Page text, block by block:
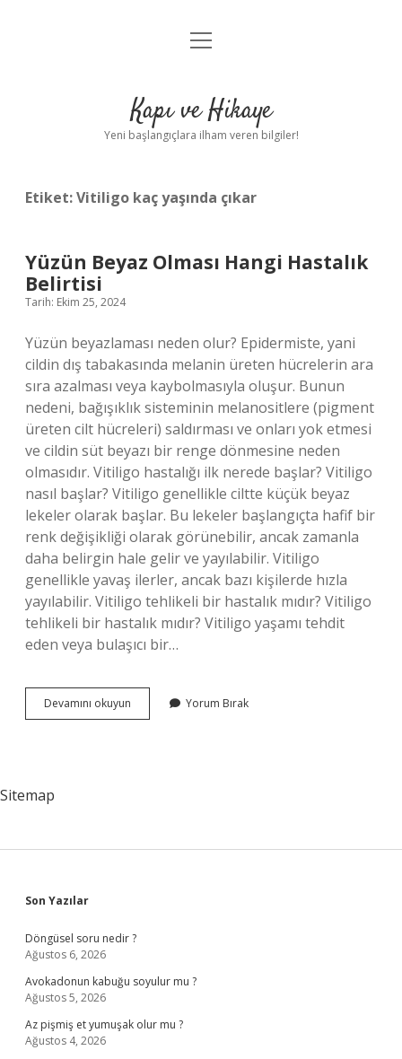
Anasayfa
Yasal Uyarı
menüyü
Kapı ve Hikaye
Yeni başlangıçlara ilham veren bilgiler!
Etiket:Vitiligo kaç yaşında çıkar
Yüzün Beyaz Olması Hangi Hastalık
Belirtisi
Tarih: Ekim 25, 2024
Yüzün beyazlaması neden olur? Epidermiste, yani
cildin dış tabakasında melanin üreten hücrelerin ara
sıra azalması veya kaybolmasıyla oluşur. Bunun
nedeni, bağışıklık sisteminin melanositlere (pigment
üreten cilt hücreleri) saldırması ve onları yok etmesi
ve cildin süt beyazı bir renge dönmesine neden
olmasıdır. Vitiligo hastalığı ilk nerede başlar? Vitiligo
nasıl başlar? Vitiligo genellikle ciltte küçük beyaz
lekeler olarak başlar. Bu lekeler başlangıçta hafif bir
renk değişikliği olarak görünebilir, ancak zamanla
daha belirgin hale gelir ve yayılabilir. Vitiligo
genellikle yavaş ilerler, ancak bazı kişilerde hızla
yayılabilir. Vitiligo tehlikeli bir hastalık mıdır? Vitiligo
tehlikeli bir hastalık mıdır? Vitiligo yaşamı tehdit
eden veya bulaşıcı bir…
Devamını okuyun
Beyaz
Yorum Bırak
Sitemap
Sidebar
Son Yazılar
Döngüsel soru nedir ?
Ağustos 6, 2026
Avokadonun kabuğu soyulur mu ?
Ağustos 5, 2026
Az pişmiş et yumuşak olur mu ?
Ağustos 4, 2026